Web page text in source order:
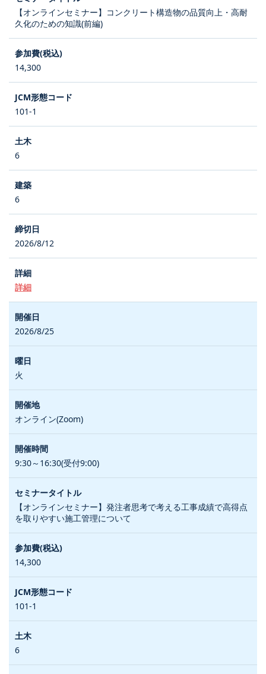
【オンラインセミナー】コンクリート構造物の品質向上・高耐
久化のための知識(前編)
14,300
101-1
6
6
2026/8/12
詳細
2026/8/25
火
オンライン(Zoom)
9:30～16:30(受付9:00)
【オンラインセミナー】発注者思考で考える工事成績で高得点
を取りやすい施工管理について
14,300
101-1
6